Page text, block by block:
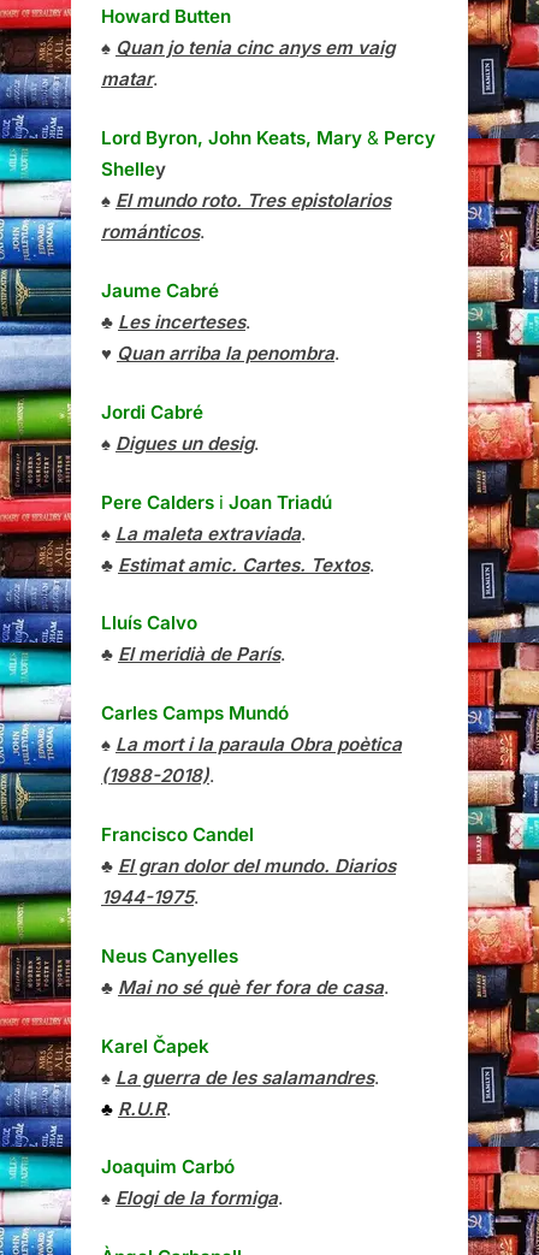
Howard Butten
♠ Quan jo tenia cinc anys em vaig
matar.
Lord Byron, John Keats, Mary & Percy
Shelley
♠ El mundo roto. Tres epistolarios
románticos.
Jaume Cabré
♣ Les incerteses.
♥ Quan arriba la penombra.
Jordi Cabré
♠ Digues un desig.
Pere Calders i Joan Triadú
♠ La maleta extraviada.
♣ Estimat amic. Cartes. Textos.
Lluís Calvo
♣ El meridià de París.
Carles Camps Mundó
♠ La mort i la paraula Obra poètica
(1988-2018).
Francisco Candel
♣ El gran dolor del mundo. Diarios
1944-1975.
Neus Canyelles
♣ Mai no sé què fer fora de casa.
Karel Čapek
♠ La guerra de les salamandres.
♣ R.U.R.
Joaquim Carbó
♠ Elogi de la formiga.